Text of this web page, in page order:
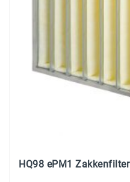
HQ98 ePM1 Zakkenfilter